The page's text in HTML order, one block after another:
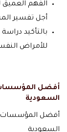
الفهم العميق
أجل تفسير
بالتأكيد
للأمراض
أفضل المؤسسات
السعودية
أفضل المؤسسات
السعودية